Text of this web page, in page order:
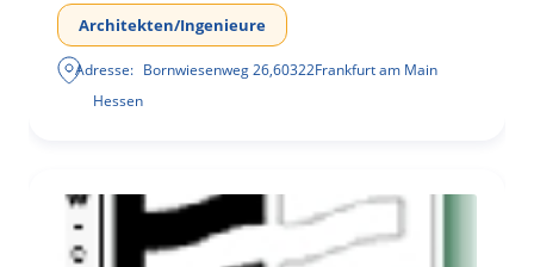
Architekten/Ingenieure
Adresse: Bornwiesenweg 26,60322Frankfurt am Main
Hessen